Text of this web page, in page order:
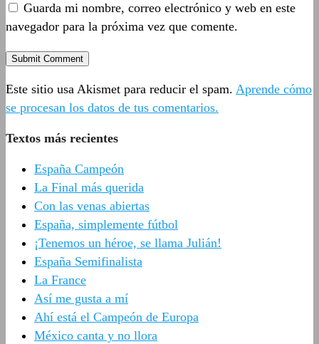
Guarda mi nombre, correo electrónico y web en este
navegador para la próxima vez que comente.
Este sitio usa Akismet para reducir el spam. Aprende cómo
se procesan los datos de tus comentarios.
Textos más recientes
España Campeón
La Final más querida
Con las venas abiertas
España, simplemente fútbol
¡Tenemos un héroe, se llama Julián!
España Semifinalista
La France
Así me gusta a mí
Ahí está el Campeón de Europa
México canta y no llora